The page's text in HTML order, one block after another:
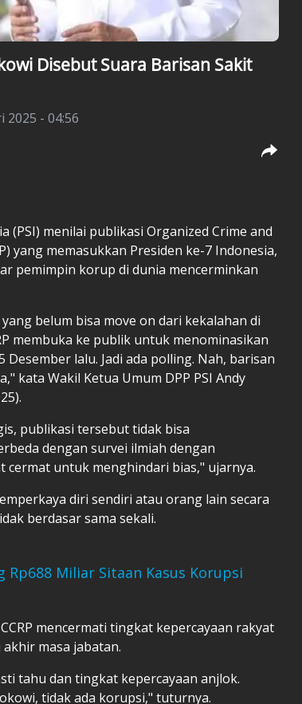
Disebut Suara Barisan Sakit
2025 - 04:56
(PSI) menilai publikasi Organized Crime and
yang memasukkan Presiden ke-7 Indonesia,
pemimpin korup di dunia mencerminkan
belum bisa move on dari kekalahan di
membuka ke publik untuk menominasikan
lalu. Jadi ada polling. Nah, barisan
kata Wakil Ketua Umum DPP PSI Andy
publikasi tersebut tidak bisa
dengan survei ilmiah dengan
cermat untuk menghindari bias," ujarnya.
diri sendiri atau orang lain secara
berdasar sama sekali.
Miliar Sitaan Kasus Korupsi
mencermati tingkat kepercayaan rakyat
masa jabatan.
tahu dan tingkat kepercayaan anjlok.
tidak ada korupsi," tuturnya.